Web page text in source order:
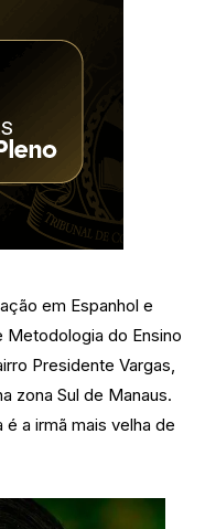
em Espanhol e
do Ensino
Presidente Vargas,
zona Sul de Manaus.
é a irmã mais velha de